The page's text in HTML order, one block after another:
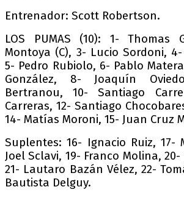
Entrenador: Scott Robertson.
LOS PUMAS (10): 1- Thomas
Montoya (C), 3- Lucio Sordoni,
5- Pedro Rubiolo, 6- Pablo
González, 8- Joaquín
Bertranou, 10- Santiago
Carreras, 12- Santiago
14- Matías Moroni, 15- Juan Cruz
Suplentes: 16- Ignacio Ruiz, 17-
Joel Sclavi, 19- Franco Molina,
21- Lautaro Bazán Vélez, 22-
Bautista Delguy.